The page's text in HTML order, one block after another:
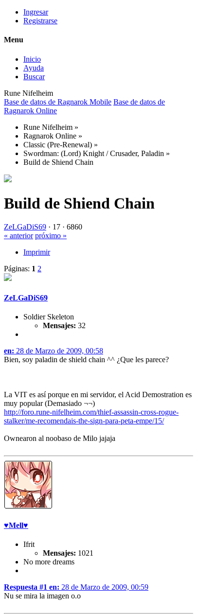
Ingresar
Registrarse
Menu
Inicio
Ayuda
Buscar
Rune Nifelheim
Base de datos de Ragnarok Mobile Base de datos de
Ragnarok Online
Rune Nifelheim »
Ragnarok Online »
Classic (Pre-Renewal) »
Swordman: (Lord) Knight / Crusader, Paladin »
Build de Shiend Chain
Build de Shiend Chain
ZeLGaDiS69 · 17 · 6860
« anterior próximo »
Imprimir
Páginas: 1 2
ZeLGaDiS69
Soldier Skeleton
Mensajes: 32
en: 28 de Marzo de 2009, 00:58
Bien, soy paladin de shield chain ^^ ¿Que les parece?
La VIT es así porque en mi servidor, el Acid Demostration es
muy popular (Demasiado ¬¬)
http://foro.rune-nifelheim.com/thief-assassin-cross-rogue-
stalker/me-recomendais-the-sign-para-peta-empe/15/
Ownearon al noobaso de Milo jajaja
♥Mell♥
Ifrit
Mensajes: 1021
No more dreams
Respuesta #1 en: 28 de Marzo de 2009, 00:59
Nu se mira la imagen o.o